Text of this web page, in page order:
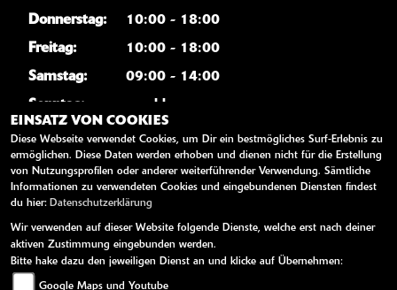
Donnerstag:
10:00 - 18:00
Freitag:
10:00 - 18:00
Samstag:
09:00 - 14:00
Sonntag:
geschlossen
Wir haben an allen deutschen Feiertagen von
Rheinland-Pfalz geschlossen.
WEITERE LINKS
Kawasaki News
Kawasaki Handbücher
EINSATZ VON COOKIES
Diese Webseite verwendet Cookies, um Dir ein bestmögliches Surf-Erlebnis zu
ermöglichen. Diese Daten werden erhoben und dienen nicht für die Erstellung
von Nutzungsprofilen oder anderer weiterführender Verwendung. Sämtliche
Informationen zu verwendeten Cookies und eingebundenen Diensten findest
du hier: Datenschutzerklärung
Wir verwenden auf dieser Website folgende Dienste, welche erst nach deiner
aktiven Zustimmung eingebunden werden.
Bitte hake dazu den jeweiligen Dienst an und klicke auf Übernehmen:
Google Maps und Youtube